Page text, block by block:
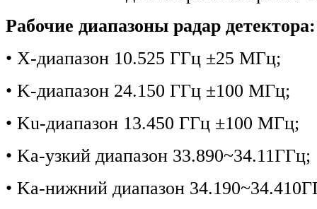
Рабочие диапазоны радар детектора:
• X-диапазон 10.525 ГГц ±25 МГц;
• K-диапазон 24.150 ГГц ±100 МГц;
• Ku-диапазон 13.450 ГГц ±100 МГц;
• Ka-узкий диапазон 33.890~34.11ГГц;
• Ka-нижний диапазон